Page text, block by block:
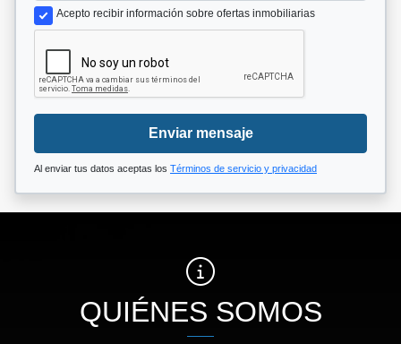
Acepto recibir información sobre ofertas inmobiliarias
Enviar mensaje
Al enviar tus datos aceptas los Términos de servicio y privacidad
QUIÉNES SOMOS